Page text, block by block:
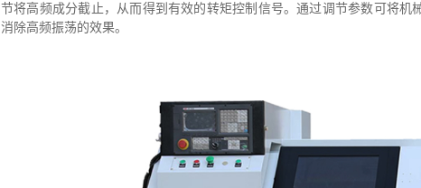
节将高频成分截止，从而得到有效的转矩控制信号。通过调节参数可将机
消除高频振荡的效果。